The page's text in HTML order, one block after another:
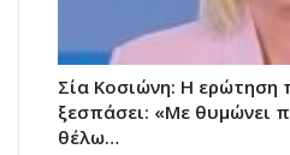
Σία Κοσιώνη: Η ερώτηση
ξεσπάσει: «Με θυμώνει
θέλω…